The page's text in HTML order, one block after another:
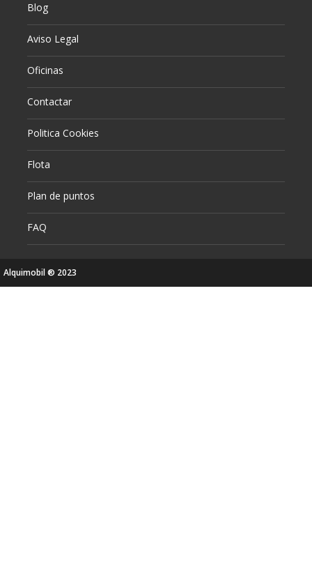
Blog
Aviso Legal
Oficinas
Contactar
Politica Cookies
Flota
Plan de puntos
FAQ
Alquimobil ® 2023